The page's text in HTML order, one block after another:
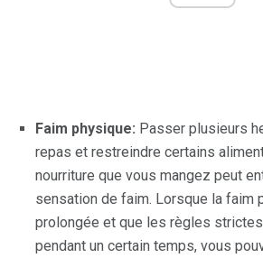
Faim physique: Passer plusieurs
repas et restreindre certains
nourriture que vous mangez peut
sensation de faim. Lorsque la faim
prolongée et que les règles
pendant un certain temps, vous